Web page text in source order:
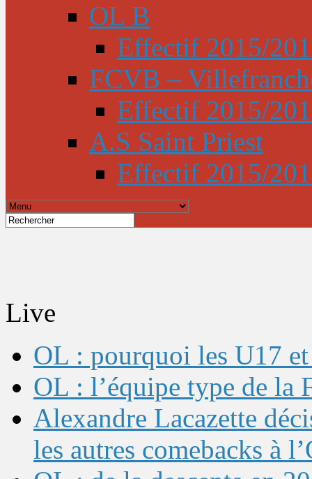
OL B
Effectif 2015/
FCVB –
Effectif 2015/
A.S Saint Priest
Effectif 2015/
Live
OL : pourquoi les U17
OL : l’équipe type de la
Alexandre Lacazette
les autres comebacks à